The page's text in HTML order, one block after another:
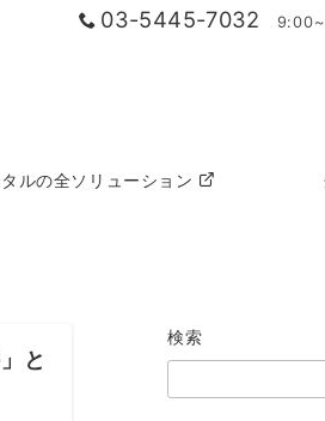
03-5445-7032
ルの全ソリューション
と
検索